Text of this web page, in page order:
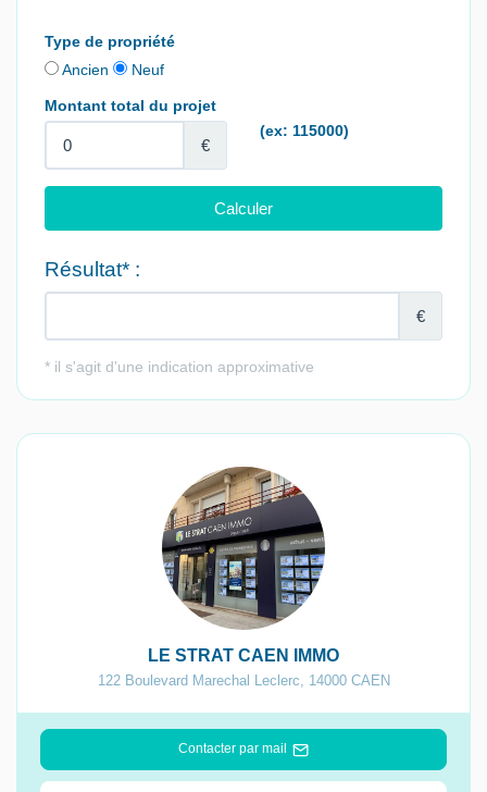
LE STRAT CAEN IMMO
122 Boulevard Marechal Leclerc, 14000 CAEN
Contacter par mail